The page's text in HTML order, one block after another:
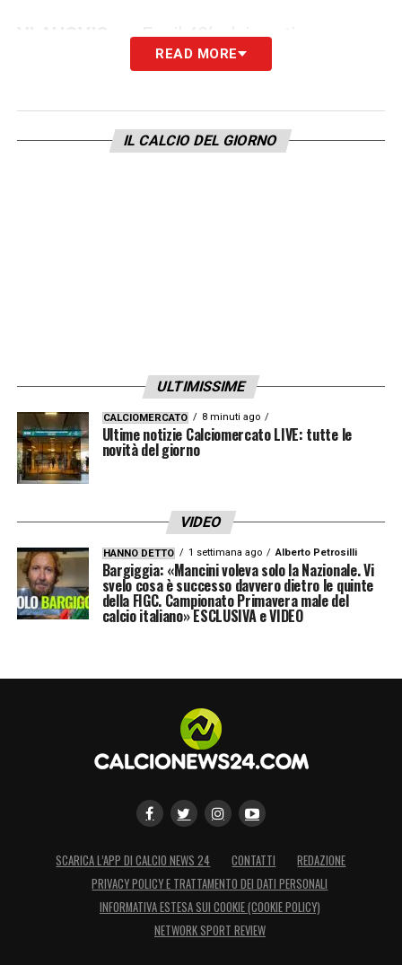
«Era il 43’ e lui continuava a
chiedere palloni in profondità. Dopo il rosso
pagherà una cena e sistemeremo tutto».
READ MORE
IL CALCIO DEL GIORNO
ULTIMISSIME
CALCIOMERCATO 8 minuti ago
Ultime notizie Calciomercato LIVE: tutte le
novità del giorno
VIDEO
HANNO DETTO 1 settimana ago Alberto Petrosilli
Bargiggia: «Mancini voleva solo la Nazionale. Vi
svelo cosa è successo davvero dietro le quinte
della FIGC. Campionato Primavera male del
calcio italiano» ESCLUSIVA e VIDEO
SCARICA L’APP DI CALCIO NEWS 24 CONTATTI
REDAZIONE
PRIVACY POLICY E TRATTAMENTO DEI DATI PERSONALI
INFORMATIVA ESTESA SUI COOKIE (COOKIE POLICY)
NETWORK SPORT REVIEW